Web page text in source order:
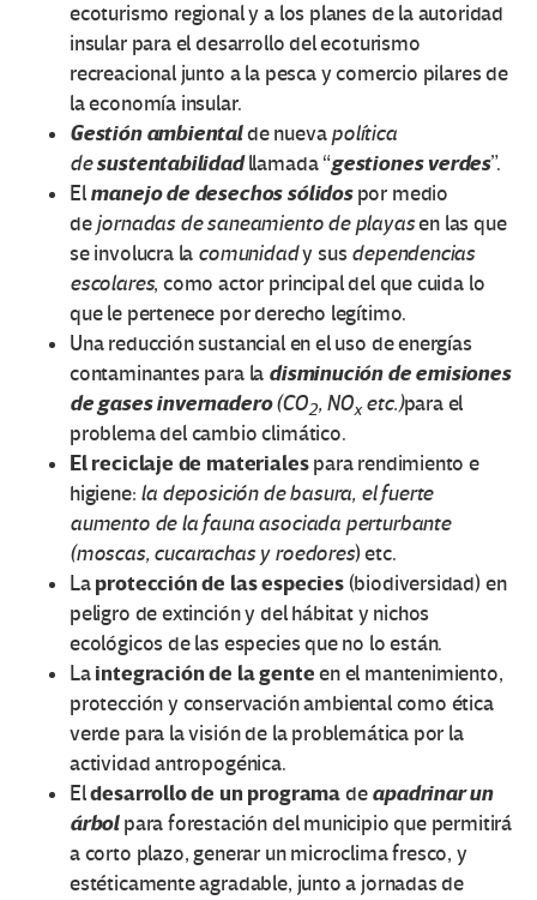
ecoturismo regional y a los planes de la autoridad
insular para el desarrollo del ecoturismo
recreacional junto a la pesca y comercio pilares de
la economía insular.
Gestión ambientalde nuevapolítica
desustentabilidadllamada “gestiones verdes”.
Elmanejo de desechos sólidospor medio
dejornadas de saneamiento de playasen las que
se involucra la comunidady sus dependencias
escolares, como actor principal del que cuida lo
que le pertenece por derecho legítimo.
Una reducción sustancial en el uso de energías
contaminantes para la disminución de emisiones
de gases invernadero(CO2, NOxetc.)para el
problema del cambio climático.
El reciclaje de materialespara rendimiento e
higiene: la deposición de basura, el fuerte
aumento de la fauna asociada perturbante
(moscas, cucarachas y roedores) etc.
Laprotección de las especies(biodiversidad) en
peligro de extinción y del hábitat y nichos
ecológicos de las especies que no lo están.
Laintegración de la genteen el mantenimiento,
protección y conservación ambiental como ética
verde para la visión de la problemática por la
actividad antropogénica.
Eldesarrollo de un programadeapadrinar un
árbolpara forestación del municipio que permitirá
a corto plazo, generar un microclima fresco, y
estéticamente agradable, junto a jornadas de